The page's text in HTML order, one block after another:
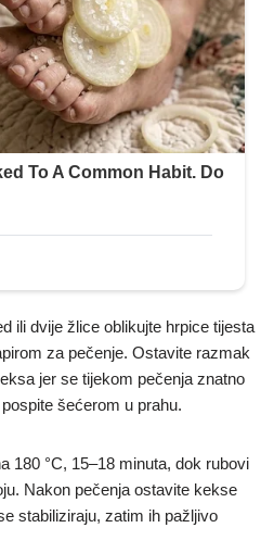
ili dvije žlice oblikujte hrpice tijesta
za pečenje. Ostavite razmak
jer se tijekom pečenja znatno
šećerom u prahu.
180 °C, 15–18 minuta, dok rubovi
Nakon pečenja ostavite kekse
stabiliziraju, zatim ih pažljivo